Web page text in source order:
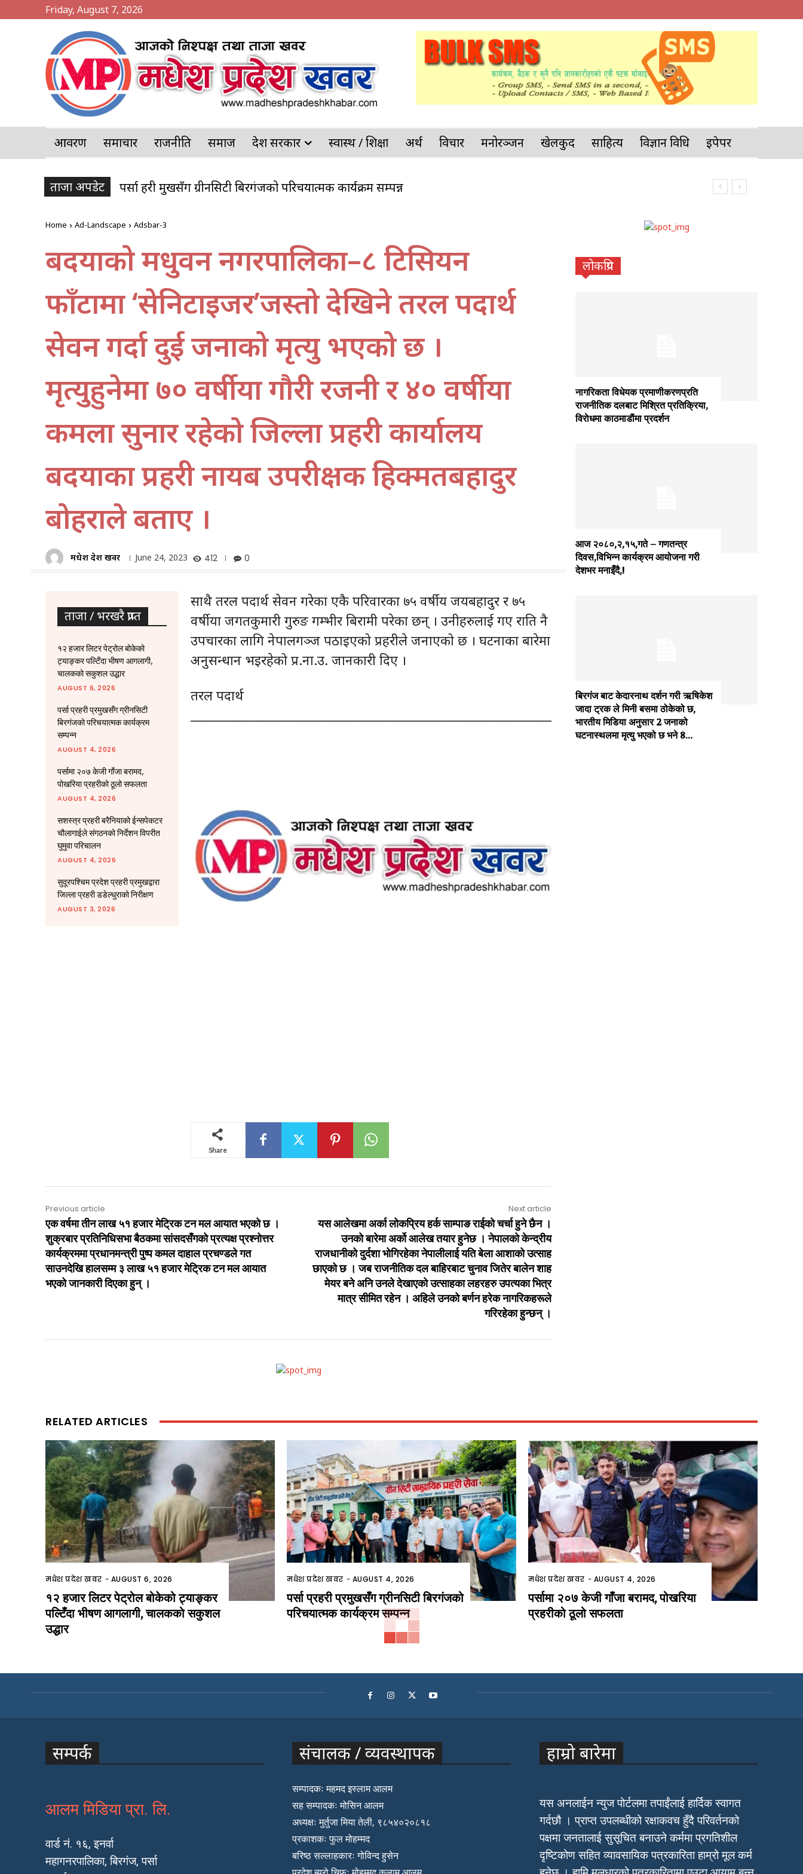
Friday, August 7, 2026
आवरण समाचार राजनीति समाज प्रदेश सरकार स्वास्थ / शिक्षा अर्थ विचार मनोरञ्जन खेलकुद साहित्य विज्ञान प्रविधि इपेपर
ताजा अपडेट पर्सा प्रहरी प्रमुखसँग ग्रीनसिटी बिरगंजको परिचयात्मक कार्यक्रम सम्पन्न
पर्सामा २०७ केजी गाँजा बरामद, पोखरिया प्रहरीको ठूलो सफलता
Home Ad-Landscape Adsbar-3
बर्दियाको मधुवन नगरपालिका–८ टिसियन
फाँटामा ‘सेनिटाइजर’जस्तो देखिने तरल पदार्थ
सेवन गर्दा दुई जनाको मृत्यु भएको छ ।
मृत्युहुनेमा ७० वर्षीया गौरी रजनी र ४० वर्षीया
कमला सुनार रहेको जिल्ला प्रहरी कार्यालय
बर्दियाका प्रहरी नायब उपरीक्षक हिक्मतबहादुर
बोहराले बताए ।
मधेश प्रदेश खवर June 24, 2023 412 0
ताजा / भरखरै प्राप्त
१२ हजार लिटर पेट्रोल बोकेको
ट्याङ्कर पल्टिँदा भीषण आगलागी,
चालकको सकुशल उद्धार
AUGUST 6, 2026
पर्सा प्रहरी प्रमुखसँग ग्रीनसिटी
बिरगंजको परिचयात्मक कार्यक्रम
सम्पन्न
AUGUST 4, 2026
पर्सामा २०७ केजी गाँजा बरामद,
पोखरिया प्रहरीको ठूलो सफलता
AUGUST 4, 2026
सशस्त्र प्रहरी बरैनियाको ईन्सपेकटर
चौलागाईले संगठनको निर्देशन विपरीत
घुमुवा परिचालन
AUGUST 4, 2026
सुदूरपश्चिम प्रदेश प्रहरी प्रमुखद्वारा
जिल्ला प्रहरी डडेल्धुराको निरीक्षण
AUGUST 3, 2026
साथै तरल पदार्थ सेवन गरेका एकै परिवारका ७५ वर्षीय जयबहादुर र ७५
वर्षीया जगतकुमारी गुरुङ गम्भीर बिरामी परेका छन् । उनीहरुलाई गए राति नै
उपचारका लागि नेपालगञ्ज पठाइएको प्रहरीले जनाएको छ । घटनाका बारेमा
अनुसन्धान भइरहेको प्र.ना.उ. जानकारी दिए ।
तरल पदार्थ
Share
Previous article
एक वर्षमा तीन लाख ५१ हजार मेट्रिक टन मल आयात भएको छ ।
शुक्रबार प्रतिनिधिसभा बैठकमा सांसदसँगको प्रत्यक्ष प्रश्नोत्तर
कार्यक्रममा प्रधानमन्त्री पुष्प कमल दाहाल प्रचण्डले गत
साउनदेखि हालसम्म ३ लाख ५१ हजार मेट्रिक टन मल आयात
भएको जानकारी दिएका हुन् ।
Next article
यस आलेखमा अर्का लोकप्रिय हर्क साम्पाङ राईको चर्चा हुने छैन ।
उनको बारेमा अर्को आलेख तयार हुनेछ । नेपालको केन्द्रीय
राजधानीको दुर्दशा भोगिरहेका नेपालीलाई यति बेला आशाको उत्साह
छाएको छ । जब राजनीतिक दल बाहिरबाट चुनाव जितेर बालेन शाह
मेयर बने अनि उनले देखाएको उत्साहका लहरहरु उपत्यका भित्र
मात्र सीमित रहेन । अहिले उनको बर्णन हरेक नागरिकहरूले
गरिरहेका हुन्छन् ।
लोकप्रिय
नागरिकता विधेयक प्रमाणीकरणप्रति
राजनीतिक दलबाट मिश्रित प्रतिक्रिया,
विराेधमा काठमाडाैंमा प्रदर्शन
आज २०८०,२,१५,गते – गणतन्त्र
दिवस,विभिन्न कार्यक्रम आयोजना गरी
देशभर मनाइँदै,!
बिरगंज बाट केदारनाथ दर्शन गरी ऋषिकेश
जादा ट्रक ले मिनी बसमा ठोकेको छ,
भारतीय मिडिया अनुसार 2 जनाको
घटनास्थलमा मृत्यु भएको छ भने 8...
RELATED ARTICLES
मधेश प्रदेश खवर - AUGUST 6, 2026
१२ हजार लिटर पेट्रोल बोकेको ट्याङ्कर
पल्टिँदा भीषण आगलागी, चालकको सकुशल
उद्धार
मधेश प्रदेश खवर - AUGUST 4, 2026
पर्सा प्रहरी प्रमुखसँग ग्रीनसिटी बिरगंजको
परिचयात्मक कार्यक्रम सम्पन्न
मधेश प्रदेश खवर - AUGUST 4, 2026
पर्सामा २०७ केजी गाँजा बरामद, पोखरिया
प्रहरीको ठूलो सफलता
सम्पर्क
आलम मिडिया प्रा. लि.
वार्ड नं. १६, इनर्वा
महागनरपालिका, बिरगंज, पर्सा
संचालक / व्यवस्थापक
सम्पादकः महमद इस्लाम आलम
सह सम्पादकः मोसिन आलम
अध्यक्षः मुर्तुजा मिया तेली, ९८५४०२०८१८
प्रकाशकः फुल मोहम्मद
बरिष्ठ सल्लाहकारः गोविन्द हुसेन
हाम्रो बारेमा
यस अनलाईन न्युज पोर्टलमा तपाईंलाई हार्दिक स्वागत
गर्दछौ । प्राप्त उपलब्धीको रक्षाकवच हुँदै परिवर्तनको
पक्षमा जनतालाई सुसूचित बनाउने कर्ममा प्रगतिशील
दृष्टिकोण सहित व्यावसायिक पत्रकारिता हाम्रो मूल कर्म